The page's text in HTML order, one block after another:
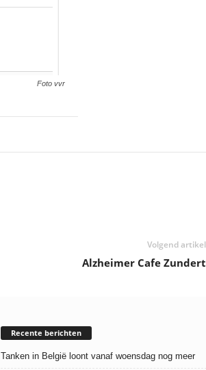
Foto vvr
Volgend artikel
Alzheimer Cafe Zundert
Recente berichten
Tanken in België loont vanaf woensdag nog meer